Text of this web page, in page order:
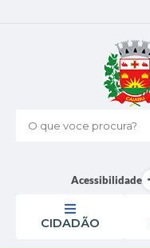
O que voce procura?
Acessibilidade
CIDADÃO